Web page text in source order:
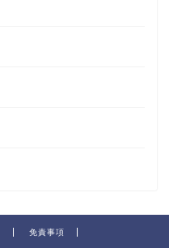
免責事項